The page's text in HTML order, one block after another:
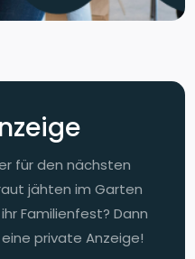
für den nächsten
jähten im Garten
Familienfest? Dann
eine private Anzeige!